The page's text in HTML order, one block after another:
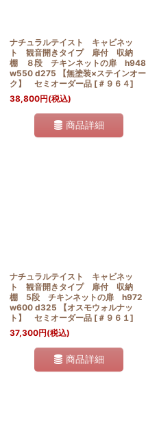
ナチュラルテイスト キャビネッ
ト 観音開きタイプ 扉付 収納
棚 ８段 チキンネットの扉 h948
w550 d275 【無塗装×ステインオー
ク】 セミオーダー品 [ ＃９６４]
38,800円(税込)
商品詳細
ナチュラルテイスト キャビネッ
ト 観音開きタイプ 扉付 収納
棚 5段 チキンネットの扉 h972
w600 d325 【オスモウォルナッ
ト】 セミオーダー品 [ ＃９６１]
37,300円(税込)
商品詳細